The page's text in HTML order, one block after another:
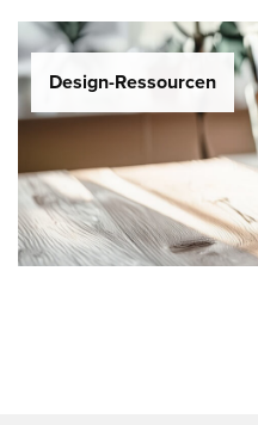
Design-Ressourcen